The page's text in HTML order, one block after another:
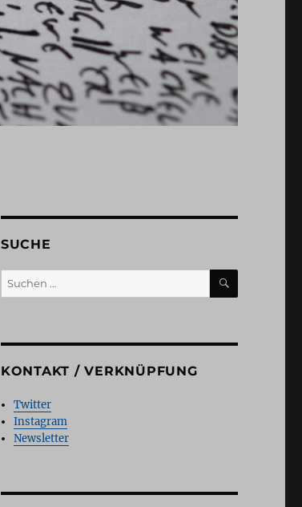
SUCHE
Suchen
nach:
SUCHEN
KONTAKT / VERKNÜPFUNG
Twitter
Instagram
Newsletter